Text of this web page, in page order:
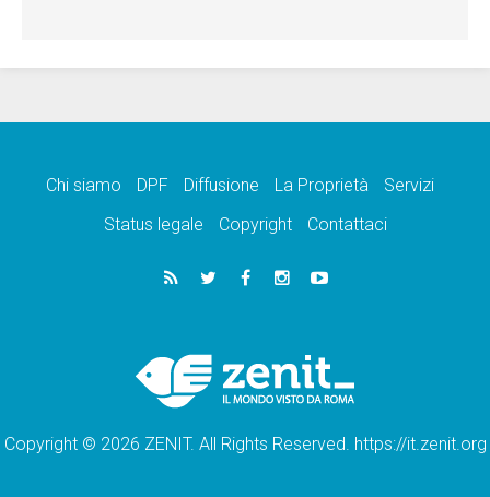
Chi siamo DPF Diffusione La Proprietà
Servizi
Status legale
Copyright Contattaci
Copyright © 2026 ZENIT. All Rights Reserved. https://it.zenit.org